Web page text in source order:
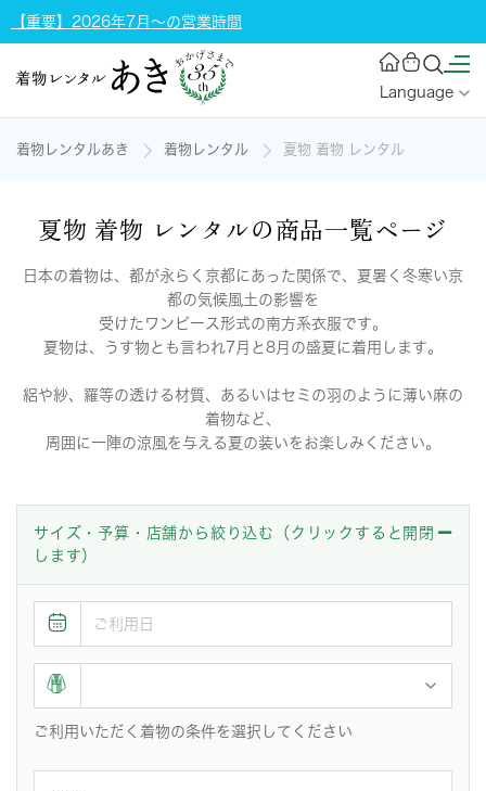
【重要】2026年7月～の営業時間
Language
着物レンタルあき 着物レンタル 夏物 着物 レンタル
夏物 着物 レンタルの商品一覧ページ
日本の着物は、都が永らく京都にあった関係で、夏暑く冬寒い京
都の気候風土の影響を
受けたワンピース形式の南方系衣服です。
夏物は、うす物とも言われ7月と8月の盛夏に着用します。
絽や紗、羅等の透ける材質、あるいはセミの羽のように薄い麻の
着物など、
周囲に一陣の涼風を与える夏の装いをお楽しみください。
サイズ・予算・店舗から絞り込む（クリックすると開閉
します）
ご利用いただく着物の条件を選択してください